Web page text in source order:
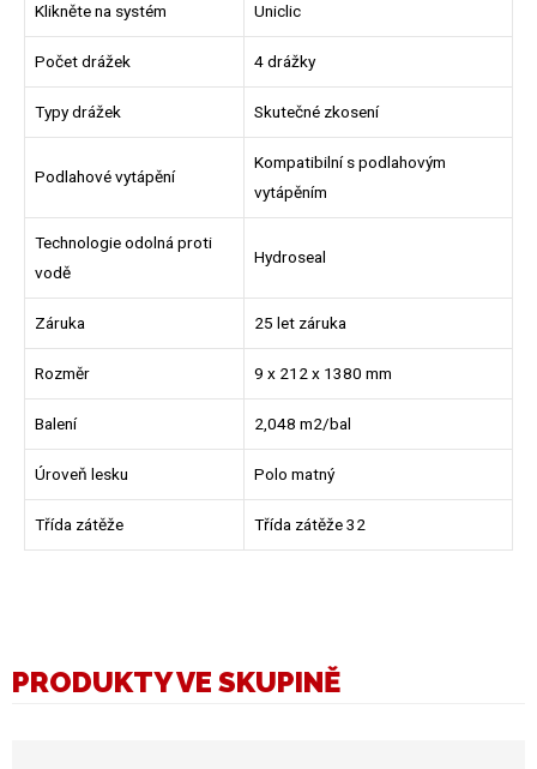
Klikněte na systém Uniclic
Počet drážek 4 drážky
Typy drážek Skutečné zkosení
Podlahové vytápění
Kompatibilní s podlahovým
vytápěním
Technologie odolná proti
vodě
Hydroseal
Záruka 25 let záruka
Rozměr 9 x 212 x 1380 mm
Balení 2,048 m2/bal
Úroveň lesku Polo matný
Třída zátěže Třída zátěže 32
PRODUKTY VE SKUPINĚ